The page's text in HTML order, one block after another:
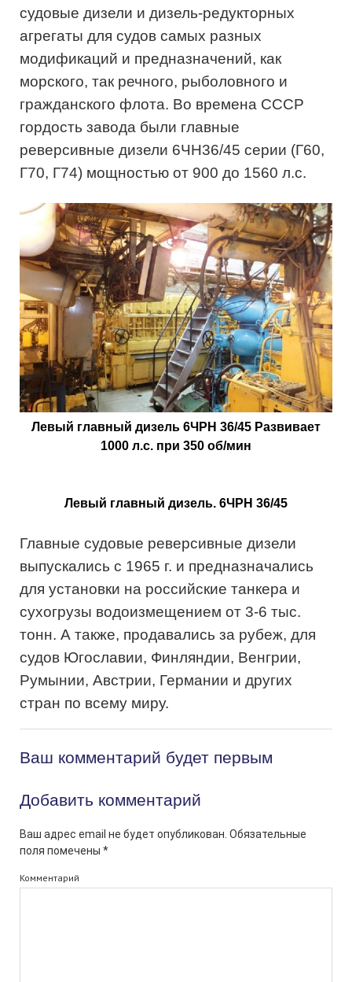
судовые дизели и дизель-редукторных
агрегаты для судов самых разных
модификаций и предназначений, как
морского, так речного, рыболовного и
гражданского флота. Во времена СССР
гордость завода были главные
реверсивные дизели 6ЧН36/45 серии (Г60,
Г70, Г74) мощностью от 900 до 1560 л.с.
Левый главный дизель 6ЧРН 36/45 Развивает
1000 л.с. при 350 об/мин
Левый главный дизель. 6ЧРН 36/45
Главные судовые реверсивные дизели
выпускались с 1965 г. и предназначались
для установки на российские танкера и
сухогрузы водоизмещением от 3-6 тыс.
тонн. А также, продавались за рубеж, для
судов Югославии, Финляндии, Венгрии,
Румынии, Австрии, Германии и других
стран по всему миру.
Ваш комментарий будет первым
Добавить комментарий
Ваш адрес email не будет опубликован. Обязательные
поля помечены *
Комментарий